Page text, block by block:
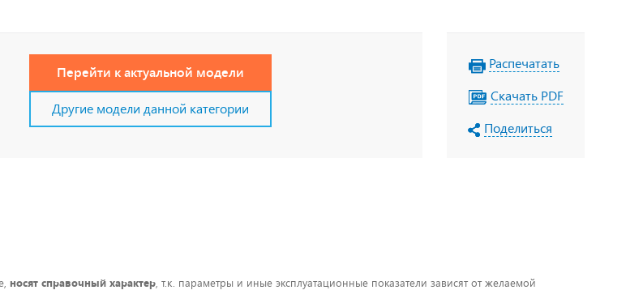
Перейти к актуальной модели
Другие модели данной категории
Распечатать
Скачать PDF
Поделиться
носят справочный характер, т.к. параметры и иные эксплуатационные показатели зависят от желаемой